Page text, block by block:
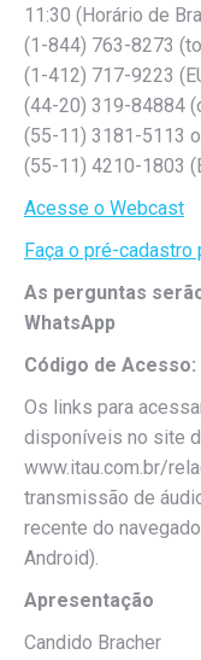
11:30 (Horário de
(1-844) 763-8273
(1-412) 717-9223
(44-20) 319-84884
(55-11) 3181-5113
(55-11) 4210-1803
Acesse o Webcast
Faça o pré-cadastro
As perguntas
WhatsApp
Código de Acesso:
Os links para
disponíveis no site
www.itau.com.br/
transmissão de
recente do
Android).
Apresentação
Candido Bracher